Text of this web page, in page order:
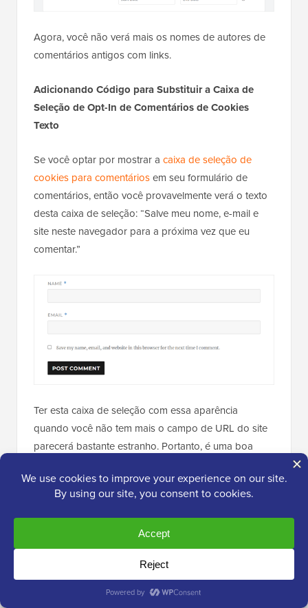
Agora, você não verá mais os nomes de autores de
comentários antigos com links.
Adicionando Código para Substituir a Caixa de
Seleção de Opt-In de Comentários de Cookies
Texto
Se você optar por mostrar a caixa de seleção de
cookies para comentáriosem seu formulário de
comentários, então você provavelmente verá o texto
desta caixa de seleção: “Salve meu nome, e-mail e
site neste navegador para a próxima vez que eu
comentar.”
Ter esta caixa de seleção com essa aparência
quando você não tem mais o campo de URL do site
parecerá bastante estranho. Portanto, é uma boa
Para fazer isso, basta criar um novo snippet como na
etapa anterior e definir o Tipo de Código como
‘Snippet PHP.’ Você pode nomear este código
‘Substituir Texto da Caixa de Seleção de Opt-in de
Cookies de Comentários.’